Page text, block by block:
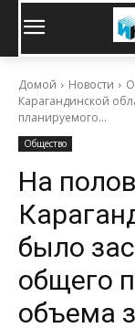
Домой Новости
Карагандинской
планируемого...
Общество
На
было
общего
объема